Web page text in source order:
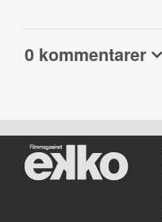
0 kommentarer